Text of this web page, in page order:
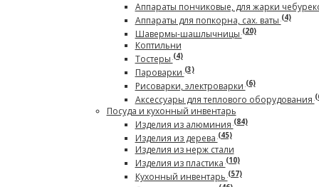
Аппараты пончиковые, для жарки
Аппараты для попкорна, сах. ваты(4)
Шавермы-шашлычницы(20)
Коптильни
Тостеры(4)
Пароварки(3)
Рисоварки, электроварки(6)
Аксессуары для теплового оборудования
Посуда и кухонный инвентарь
Изделия из алюминия(84)
Изделия из дерева(45)
Изделия из нерж стали
Изделия из пластика(10)
Кухонный инвентарь(57)